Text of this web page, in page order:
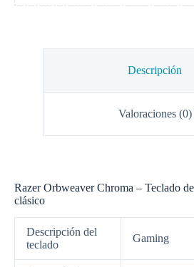
Descripción
Valoraciones (0)
Razer Orbweaver Chroma – Teclado
clásico
Descripción del
teclado
Gaming